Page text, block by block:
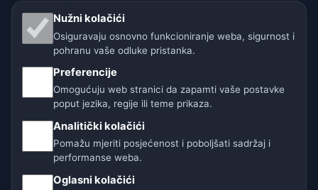
Sitemap
Naše vremenske stranice:
Nužni kolačići
Osiguravaju osnovno funkcioniranje weba, sigurnost i
pohranu vaše odluke pristanka.
Preferencije
Omogućuju web stranici da zapamti vaše postavke
poput jezika, regije ili teme prikaza.
Analitički kolačići
Pomažu mjeriti posjećenost i poboljšati sadržaj i
performanse weba.
Oglasni kolačići